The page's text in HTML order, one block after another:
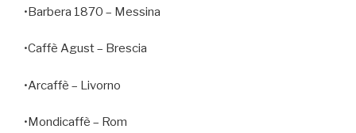
•Barbera 1870 – Messina
•Caffè Agust – Brescia
•Arcaffè – Livorno
•Mondicaffè – Rom